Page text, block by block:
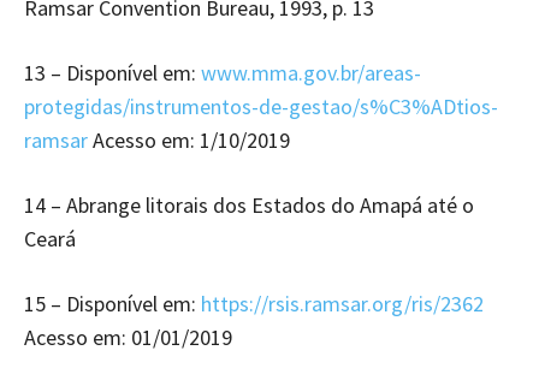
Ramsar Convention Bureau, 1993, p. 13
13 – Disponível em: www.mma.gov.br/areas-
protegidas/instrumentos-de-gestao/s%C3%ADtios-
ramsarAcesso em: 1/10/2019
14 – Abrange litorais dos Estados do Amapá até o
Ceará
15 – Disponível em: https://rsis.ramsar.org/ris/2362
Acesso em: 01/01/2019